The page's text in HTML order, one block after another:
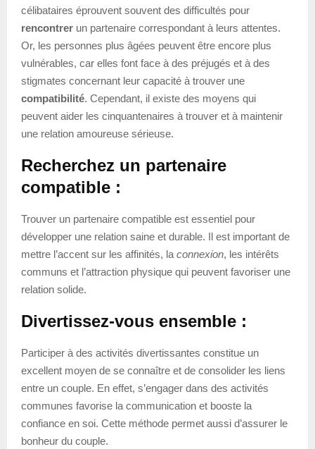
célibataires éprouvent souvent des difficultés pour
rencontrer un partenaire correspondant à leurs attentes.
Or, les personnes plus âgées peuvent être encore plus
vulnérables, car elles font face à des préjugés et à des
stigmates concernant leur capacité à trouver une
compatibilité. Cependant, il existe des moyens qui
peuvent aider les cinquantenaires à trouver et à maintenir
une relation amoureuse sérieuse.
Recherchez un partenaire
compatible :
Trouver un partenaire compatible est essentiel pour
développer une relation saine et durable. Il est important de
mettre l’accent sur les affinités, la connexion, les intérêts
communs et l’attraction physique qui peuvent favoriser une
relation solide.
Divertissez-vous ensemble :
Participer à des activités divertissantes constitue un
excellent moyen de se connaître et de consolider les liens
entre un couple. En effet, s’engager dans des activités
communes favorise la communication et booste la
confiance en soi. Cette méthode permet aussi d’assurer le
bonheur du couple.